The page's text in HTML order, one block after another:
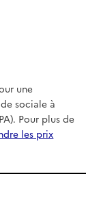
une
sociale à
Pour plus de
les prix